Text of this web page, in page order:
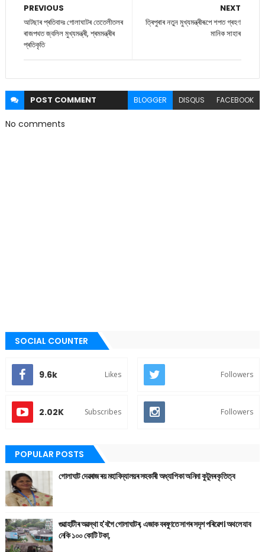
NEXT
ত্ৰিপুৰাৰ নতুন মুখ্যমন্ত্ৰীৰূপে শপত গ্ৰহণ
মানিক সাহাৰ
PREVIOUS
আটছাৰ প্ৰতিবাদঃ গোলাঘাটৰ তেতেলীতলৰ
ৰাজপথত জ্বলিল মুখ্যমন্ত্ৰী, শ্ৰমমন্ত্ৰীৰ
প্ৰতিকৃতি
POST COMMENT BLOGGER DISQUS FACEBOOK
No comments
SOCIAL COUNTER
9.6k Likes Followers
2.02K Subscribes Followers
POPULAR POSTS
গোলাঘাট দেৱৰাজ ৰয় মহাবিদ্যালয়ৰ সহকাৰী অধ্যাপিকা অনিমা কুটুমৰ কৃতিত্ব
গুৱাহাটীৰ অৱস্থা হ'বগৈ গোলাঘাটৰ, এজাক বৰষুণতে সাগৰ সদৃশ পৰিৱেশ। অথলে যাব
নেকি ১০০ কোটি টকা,